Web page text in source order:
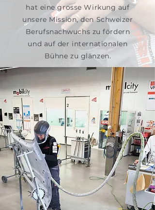
hat eine grosse Wirkung auf
unsere Mission, den Schweizer
Berufsnachwuchs zu fördern
und auf der internationalen
Bühne zu glänzen.